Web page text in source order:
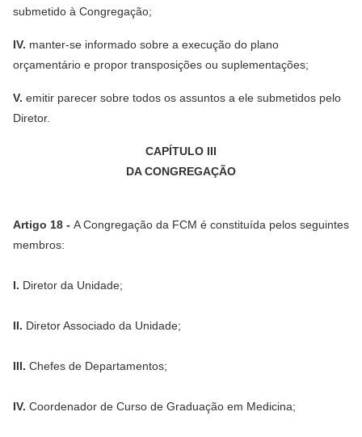
submetido à Congregação;
IV. manter-se informado sobre a execução do plano
orçamentário e propor transposições ou suplementações;
V. emitir parecer sobre todos os assuntos a ele submetidos pelo
Diretor.
CAPÍTULO III
DA CONGREGAÇÃO
Artigo 18 - A Congregação da FCM é constituída pelos seguintes
membros:
I. Diretor da Unidade;
II. Diretor Associado da Unidade;
III. Chefes de Departamentos;
IV. Coordenador de Curso de Graduação em Medicina;